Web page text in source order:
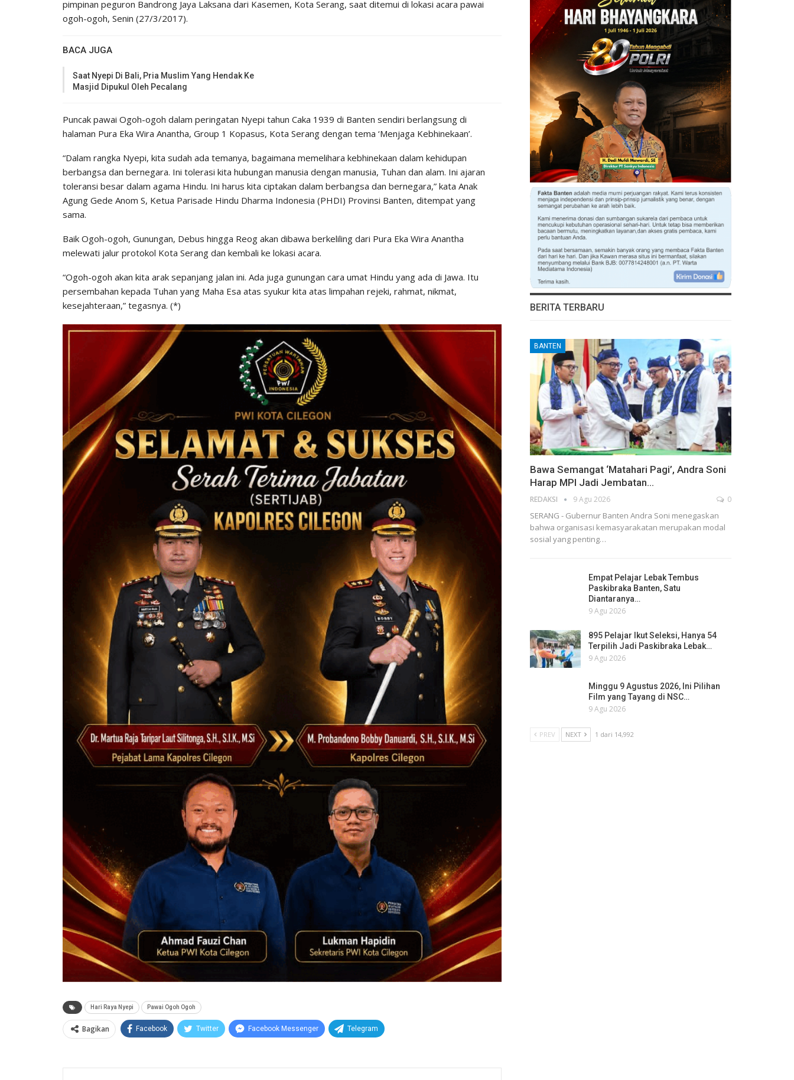
pimpinan peguron Bandrong Jaya Laksana dari Kasemen, Kota Serang, saat ditemui di lokasi acara pawai
ogoh-ogoh, Senin (27/3/2017).
BACA JUGA
Saat Nyepi Di Bali, Pria Muslim Yang Hendak Ke
Masjid Dipukul Oleh Pecalang
Puncak pawai Ogoh-ogoh dalam peringatan Nyepi tahun Caka 1939 di Banten sendiri berlangsung di
halaman Pura Eka Wira Anantha, Group 1 Kopasus, Kota Serang dengan tema ‘Menjaga Kebhinekaan’.
“Dalam rangka Nyepi, kita sudah ada temanya, bagaimana memelihara kebhinekaan dalam kehidupan
berbangsa dan bernegara. Ini tolerasi kita hubungan manusia dengan manusia, Tuhan dan alam. Ini ajaran
toleransi besar dalam agama Hindu. Ini harus kita ciptakan dalam berbangsa dan bernegara,” kata Anak
Agung Gede Anom S, Ketua Parisade Hindu Dharma Indonesia (PHDI) Provinsi Banten, ditempat yang
sama.
Baik Ogoh-ogoh, Gunungan, Debus hingga Reog akan dibawa berkeliling dari Pura Eka Wira Anantha
melewati jalur protokol Kota Serang dan kembali ke lokasi acara.
“Ogoh-ogoh akan kita arak sepanjang jalan ini. Ada juga gunungan cara umat Hindu yang ada di Jawa. Itu
persembahan kepada Tuhan yang Maha Esa atas syukur kita atas limpahan rejeki, rahmat, nikmat,
kesejahteraan,” tegasnya. (*)
Hari Raya Nyepi Pawai Ogoh Ogoh
Bagikan Facebook Twitter Facebook Messenger Telegram
BERITA TERBARU
BANTEN
Bawa Semangat ‘Matahari Pagi’, Andra Soni
Harap MPI Jadi Jembatan…
REDAKSI 9 Agu 2026 0
SERANG - Gubernur Banten Andra Soni menegaskan
bahwa organisasi kemasyarakatan merupakan modal
sosial yang penting…
Empat Pelajar Lebak Tembus
Paskibraka Banten, Satu
Diantaranya…
9 Agu 2026
895 Pelajar Ikut Seleksi, Hanya 54
Terpilih Jadi Paskibraka Lebak…
9 Agu 2026
Minggu 9 Agustus 2026, Ini Pilihan
Film yang Tayang di NSC…
9 Agu 2026
PREV NEXT 1 dari 14,992